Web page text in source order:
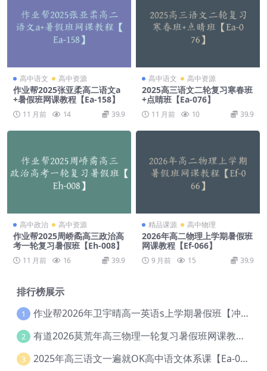
高中语文 高中资源
作业帮2025张亚柔高二语文a
+暑假班网课教程【Ea-158】
11 月前 14 39.9
高中语文 高中资源
2025高三语文二轮复习寒春班
+点睛班【Ea-076】
11 月前 10 39.9
高中政治 高中资源
作业帮2025周峤矞高三政治高
考一轮复习暑假班【Eh-008】
11 月前 16 39.9
精品课源 高中物理
2026年高二物理上学期暑假班
网课教程【Ef-066】
9 月前 15 39.9
排行榜展示
1 作业帮2026年卫宇晴高一英语s上学期暑假班【冲顶班】【Ec-003】
2 有道2026莫荒年高三物理一轮复习暑假班网课教程【Ef-044】
3 2025年高三语文一遍就OK高中语文体系课【Ea-028】